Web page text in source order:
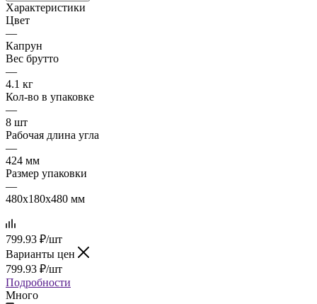
Характеристики
Цвет
—
Капрун
Вес брутто
—
4.1 кг
Кол-во в упаковке
—
8 шт
Рабочая длина угла
—
424 мм
Размер упаковки
—
480x180x480 мм
799.93 ₽/шт
Варианты цен
799.93 ₽/шт
Подробности
Много